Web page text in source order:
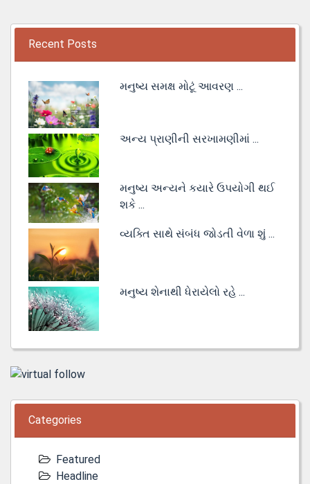
Recent Posts
મનુષ્ય સમક્ષ મોટૂં આવરણ ...
અન્ય પ્રાણીની સરખામણીમાં ...
મનુષ્ય અન્યને કયારે ઉપયોગી થઈ
શકે ...
વ્યક્તિ સાથે સંબંધ જોડતી વેળા શું ...
મનુષ્ય શેનાથી ધેરાયેલો રહે ...
Categories
Featured
Headline